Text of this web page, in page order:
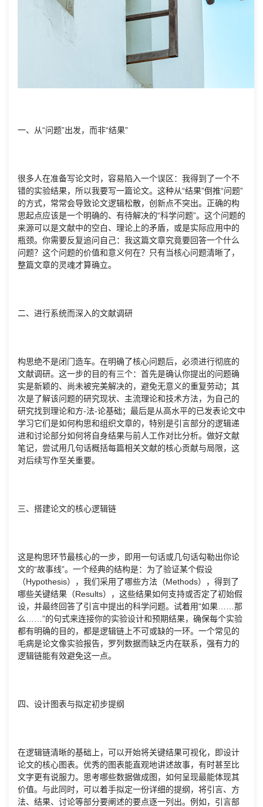
一、从“问题”出发，而非“结果”
很多人在准备写论文时，容易陷入一个误区：我得到了一个不
错的实验结果，所以我要写一篇论文。这种从“结果”倒推“问题”
的方式，常常会导致论文逻辑松散，创新点不突出。正确的构
思起点应该是一个明确的、有待解决的“科学问题”。这个问题的
来源可以是文献中的空白、理论上的矛盾，或是实际应用中的
瓶颈。你需要反复追问自己：我这篇文章究竟要回答一个什么
问题？这个问题的价值和意义何在？只有当核心问题清晰了，
整篇文章的灵魂才算确立。
二、进行系统而深入的文献调研
构思绝不是闭门造车。在明确了核心问题后，必须进行彻底的
文献调研。这一步的目的有三个：首先是确认你提出的问题确
实是新颖的、尚未被完美解决的，避免无意义的重复劳动；其
次是了解该问题的研究现状、主流理论和技术方法，为自己的
研究找到理论和方-法-论基础；最后是从高水平的已发表论文中
学习它们是如何构思和组织文章的，特别是引言部分的逻辑递
进和讨论部分如何将自身结果与前人工作对比分析。做好文献
笔记，尝试用几句话概括每篇相关文献的核心贡献与局限，这
对后续写作至关重要。
三、搭建论文的核心逻辑链
这是构思环节最核心的一步，即用一句话或几句话勾勒出你论
文的“故事线”。一个经典的结构是：为了验证某个假设
（Hypothesis），我们采用了哪些方法（Methods），得到了
哪些关键结果（Results），这些结果如何支持或否定了初始假
设，并最终回答了引言中提出的科学问题。试着用“如果……那
么……”的句式来连接你的实验设计和预期结果，确保每个实验
都有明确的目的，都是逻辑链上不可或缺的一环。一个常见的
毛病是论文像实验报告，罗列数据而缺乏内在联系，强有力的
逻辑链能有效避免这一点。
四、设计图表与拟定初步提纲
在逻辑链清晰的基础上，可以开始将关键结果可视化，即设计
论文的核心图表。优秀的图表能直观地讲述故事，有时甚至比
文字更有说服力。思考哪些数据做成图，如何呈现最能体现其
价值。与此同时，可以着手拟定一份详细的提纲，将引言、方
法、结果、讨论等部分要阐述的要点逐一列出。例如，引言部